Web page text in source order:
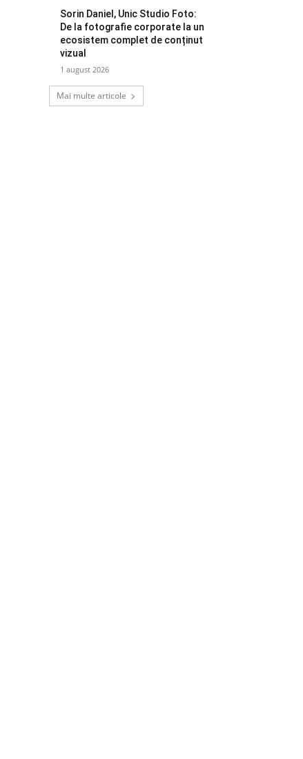
Sorin Daniel, Unic Studio Foto:
De la fotografie corporate la un
ecosistem complet de conținut
vizual
1 august 2026
Mai multe articole